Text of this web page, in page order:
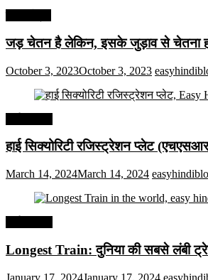
जड़ चेतन है लेकिन, इसके जुड़ाव से चेतना
October 3, 2023October 3, 2023
हाई सिक्योरिटी रजिस्ट्रेशन प्लेट
March 14, 2024March 14, 2024
Longest Train: दुनिया की सबसे लंबी
January 17, 2024January 17, 2024